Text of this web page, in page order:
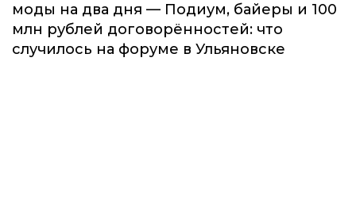
моды на два дня — Подиум, байеры и 100
млн рублей договорённостей: что
случилось на форуме в Ульяновске